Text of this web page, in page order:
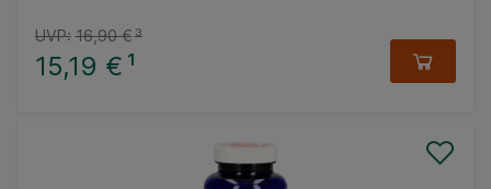
15,19 € ¹
UVP: 16,90 €³